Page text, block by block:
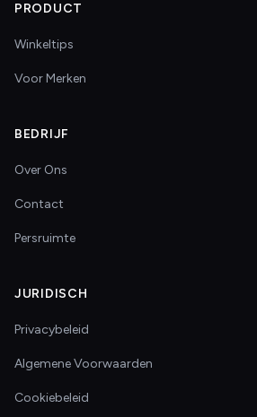
PRODUCT
Winkeltips
Voor Merken
BEDRIJF
Over Ons
Contact
Persruimte
JURIDISCH
Privacybeleid
Algemene Voorwaarden
Cookiebeleid